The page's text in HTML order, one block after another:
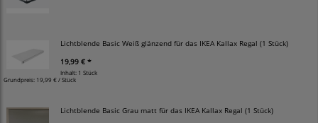
Lichtblende Basic Weiß glänzend für das IKEA Kallax Regal (1 Stück)
19,99 € *
Inhalt: 1 Stück
Grundpreis: 19,99 € / Stück
Lichtblende Basic Grau matt für das IKEA Kallax Regal (1 Stück)